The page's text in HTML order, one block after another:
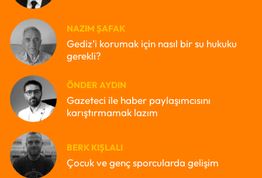
NAZIM ŞAFAK
Gediz’i korumak için nasıl bir su hukuku
gerekli?
ÖNDER AYDIN
Gazeteci ile haber paylaşımcısını
karıştırmamak lazım
BERK KIŞLALI
Çocuk ve genç sporcularda gelişim